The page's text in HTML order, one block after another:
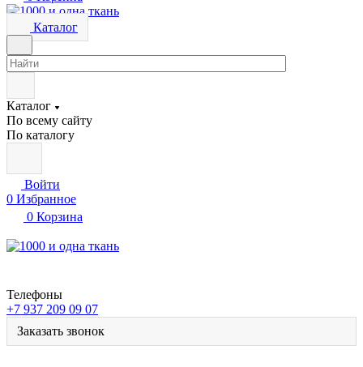
Каталог
Каталог
По всему сайту
По каталогу
Войти
0 Избранное
0 Корзина
Телефоны
+7 937 209 09 07
Заказать звонок